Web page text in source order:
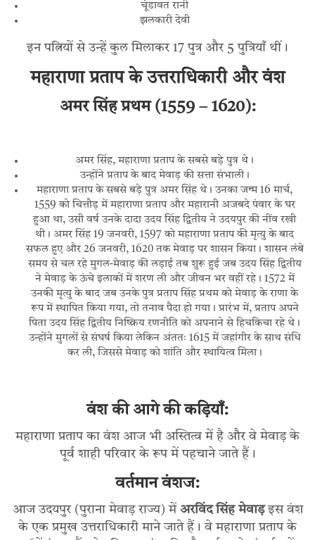
चूंडावत रानी
झलकारी देवी
इन पत्नियों से उन्हें कुल मिलाकर 17 पुत्र और 5 पुत्रियाँ थीं।
महाराणा प्रताप के उत्तराधिकारी और वंश
अमर सिंह प्रथम (1559 – 1620):
अमर सिंह, महाराणा प्रताप के सबसे बड़े पुत्र थे।
उन्होंने प्रताप के बाद मेवाड़ की सत्ता संभाली।
महाराणा प्रताप के सबसे बड़े पुत्र अमर सिंह थे। उनका जन्म 16 मार्च,
1559 को चित्तौड़ में महाराणा प्रताप और महारानी अजबदे ​​पंवार के घर
हुआ था, उसी वर्ष उनके दादा उदय सिंह द्वितीय ने उदयपुर की नींव रखी
थी। अमर सिंह 19 जनवरी, 1597 को महाराणा प्रताप की मृत्यु के बाद
सफल हुए और 26 जनवरी, 1620 तक मेवाड़ पर शासन किया। शासन लंबे
समय से चल रहे मुगल-मेवाड़ की लड़ाई तब शुरू हुई जब उदय सिंह द्वितीय
ने मेवाड़ के ऊंचे इलाकों में शरण ली और जीवन भर वहीं रहे। 1572 में
उनकी मृत्यु के बाद जब उनके पुत्र प्रताप सिंह प्रथम को मेवाड़ के राणा के
रूप में स्थापित किया गया, तो तनाव पैदा हो गया। प्रारंभ में, प्रताप अपने
पिता उदय सिंह द्वितीय निष्क्रिय रणनीति को अपनाने से हिचकिचा रहे थे।
उन्होंने मुगलों से संघर्ष किया लेकिन अंततः 1615 में जहांगीर के साथ संधि
कर ली, जिससे मेवाड़ को शांति और स्थायित्व मिला।
वंश की आगे की कड़ियाँ:
महाराणा प्रताप का वंश आज भी अस्तित्व में है और वे मेवाड़ के
पूर्व शाही परिवार के रूप में पहचाने जाते हैं।
वर्तमान वंशज:
आज उदयपुर (पुराना मेवाड़ राज्य) में अरविंद सिंह मेवाड़इस वंश
के एक प्रमुख उत्तराधिकारी माने जाते हैं। वे महाराणा प्रताप के